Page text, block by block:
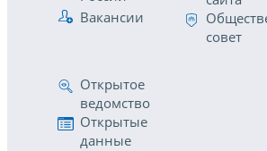
Вакансии
совет
Открытое
ведомство
Открытые
данные